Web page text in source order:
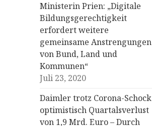
Ministerin Prien: „Digitale
Bildungsgerechtigkeit
erfordert weitere
gemeinsame Anstrengungen
von Bund, Land und
Kommunen“
Juli 23, 2020
Daimler trotz Corona-Schock
optimistisch Quartalsverlust
von 1,9 Mrd. Euro – Durch